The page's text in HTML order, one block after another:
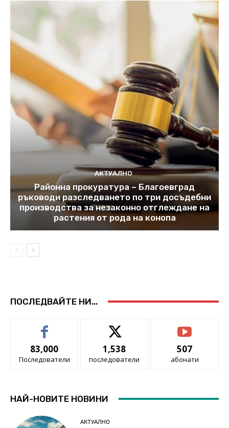
АКТУАЛНО
Районна прокуратура – Благоевград
ръководи разследването по три досъдебни
производства за незаконно отглеждане на
растения от рода на конопа
ПОСЛЕДВАЙТЕ НИ...
83,000
Последователи
1,538
последователи
507
абонати
НАЙ-НОВИТЕ НОВИНИ
АКТУАЛНО